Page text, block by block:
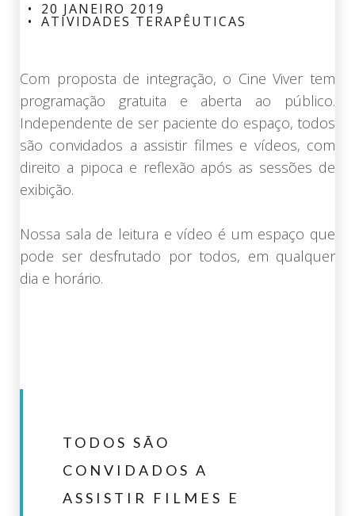
20 JANEIRO 2019
ATIVIDADES TERAPÊUTICAS
Com proposta de integração, o Cine Viver tem
programação gratuita e aberta ao público.
Independente de ser paciente do espaço, todos
são convidados a assistir filmes e vídeos, com
direito a pipoca e reflexão após as sessões de
exibição.
Nossa sala de leitura e vídeo é um espaço que
pode ser desfrutado por todos, em qualquer
dia e horário.
TODOS SÃO
CONVIDADOS A
ASSISTIR FILMES E